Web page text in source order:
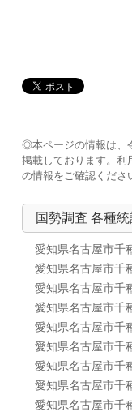
◎本ページの情報は、
掲載しております。利
の情報をご確認くださ
国勢調査 各種
愛知県名古屋市千
愛知県名古屋市千
愛知県名古屋市千
愛知県名古屋市千
愛知県名古屋市千
愛知県名古屋市千
愛知県名古屋市千
愛知県名古屋市千
愛知県名古屋市千